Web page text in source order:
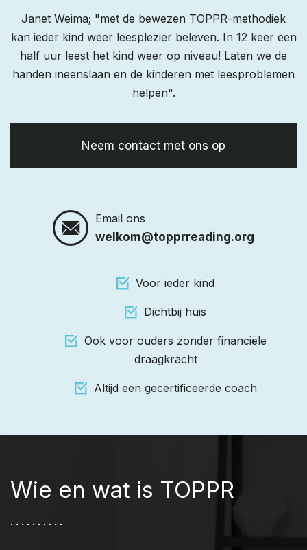
Janet Weima; "met de bewezen TOPPR-methodiek
kan ieder kind weer leesplezier beleven. In 12 keer een
half uur leest het kind weer op niveau! Laten we de
handen ineenslaan en de kinderen met leesproblemen
helpen".
Neem contact met ons op
Email ons
welkom@topprreading.org
Voor ieder kind
Dichtbij huis
Ook voor ouders zonder financiële
draagkracht
Altijd een gecertificeerde coach
Wie en wat is TOPPR
..........